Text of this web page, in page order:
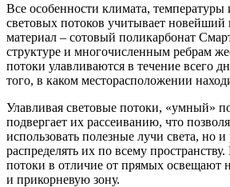
Все особенности климата, температуры
световых потоков учитывает
материал – сотовый поликарбонат
структуре и многочисленным ребрам
потоки улавливаются в течение всего
того, в каком месторасположении
Улавливая световые потоки, «умный»
подвергает их рассеиванию, что
использовать полезные лучи света, но
распределять их по всему
потоки в отличие от прямых освещают
и прикорневую зону.